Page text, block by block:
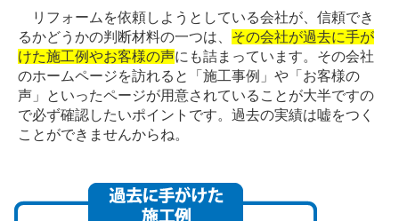
リフォームを依頼しようとしている会社が、信頼でき
るかどうかの判断材料の一つは、 その会社が過去に手が
けた施工例やお客様の声にも詰まっています。その会社
のホームページを訪れると「施工事例」や「お客様の
声」といったページが用意されていることが大半ですの
で必ず確認したいポイントです。過去の実績は嘘をつく
ことができませんからね。